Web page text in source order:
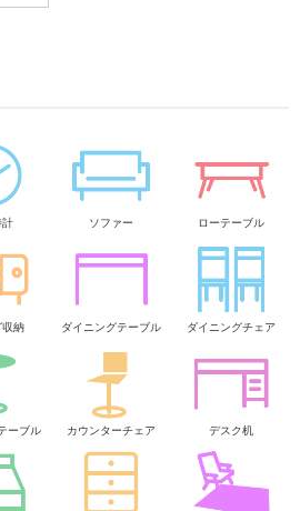
計 ソファー ローテーブル
収納 ダイニングテーブル ダイニングチェア
ーブル カウンターチェア デスク机